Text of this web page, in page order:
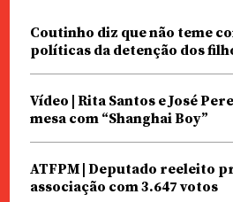
Coutinho diz que não teme
políticas da detenção dos
Vídeo | Rita Santos e José
mesa com “Shanghai Boy”
ATFPM | Deputado reeleito
associação com 3.647 votos